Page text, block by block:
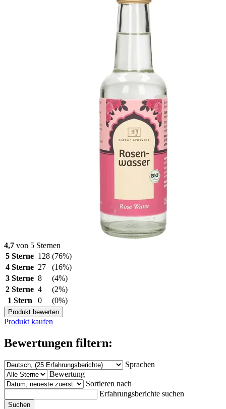
4,7 von 5 Sternen
5 Sterne 128 (76%)
4 Sterne 27
(16%)
3 Sterne 8
(4%)
2 Sterne 4
(2%)
1 Stern
0 (0%)
Produkt bewerten
Produkt kaufen
Bewertungen filtern:
Sprachen
Bewertung
Sortieren nach
Erfahrungsberichte suchen
Suchen